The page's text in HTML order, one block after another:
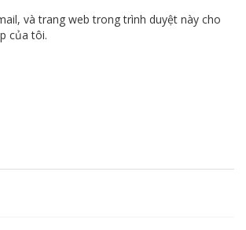
và trang web trong trình duyệt này cho
của tôi.